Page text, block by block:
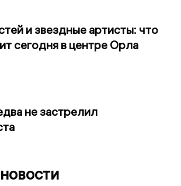
и звездные артисты: что
сегодня в центре Орла
не застрелил